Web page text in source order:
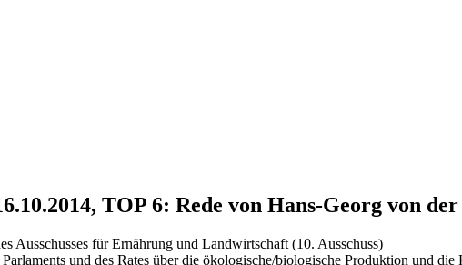
TOP 6: Rede von Hans-Georg von
Ausschusses für Ernährung und Landwirtschaft (10. Ausschuss)
und des Rates über die ökologische/biologische Produktion und